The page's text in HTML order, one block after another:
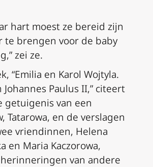
hart moest ze bereid zijn
te brengen voor de baby
zei ze.
“Emilia en Karol Wojtyla.
Johannes Paulus II,” citeert
getuigenis van een
Tatarowa, en de verslagen
vriendinnen, Helena
en Maria Kaczorowa,
van andere